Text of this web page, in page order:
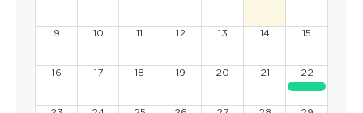
9 10 11 12 13 14 15
16 17 18 19 20 21 22